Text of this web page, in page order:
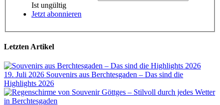
Ist ungültig
Jetzt abonnieren
Letzten Artikel
19. Juli 2026 Souvenirs aus Berchtesgaden – Das sind die
Highlights 2026